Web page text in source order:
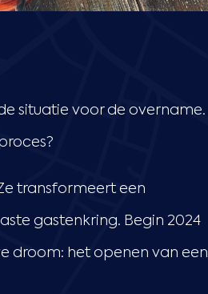
situatie voor de overname.
transformeert een
gastenkring. Begin 2024
droom: het openen van een